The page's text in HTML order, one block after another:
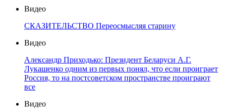
Видео
СКАЗИТЕЛЬСТВО Переосмысляя старину
Видео
Александр Приходько: Президент Беларуси А.Г.
Лукашенко одним из первых понял, что если проиграет
Россия, то на постсоветском пространстве проиграют
все
Видео